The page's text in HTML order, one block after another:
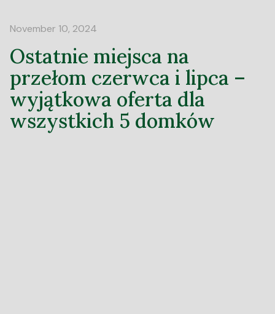
November 10, 2024
Ostatnie miejsca na
przełom czerwca i lipca –
wyjątkowa oferta dla
wszystkich 5 domków